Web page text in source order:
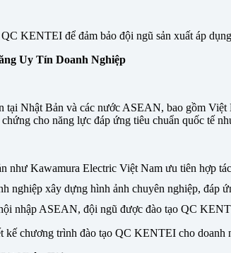
KENTEI để đảm bảo đội ngũ sản xuất áp
Uy Tín Doanh Nghiệp
Nhật Bản và các nước ASEAN, bao gồm Việt
cho năng lực đáp ứng tiêu chuẩn quốc tế
như Kawamura Electric Việt Nam ưu tiên hợp
nghiệp xây dựng hình ảnh chuyên nghiệp, đáp
nhập ASEAN, đội ngũ được đào tạo QC
kế chương trình đào tạo QC KENTEI cho doanh